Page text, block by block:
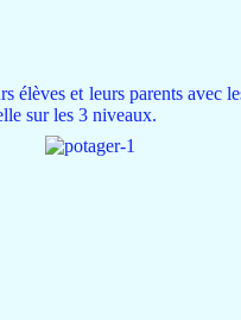
élèves et leurs parents avec
sur les 3 niveaux.